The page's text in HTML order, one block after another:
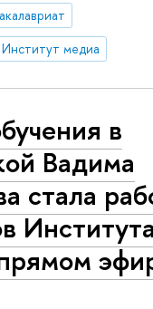
Институт медиа
в
Вадима
стала